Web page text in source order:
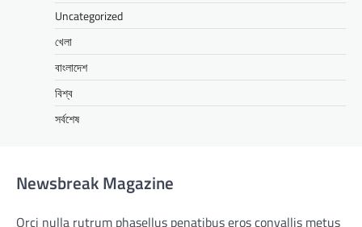
Uncategorized
খেলা
বাংলাদেশ
বিশ্ব
সর্বশেষ
Newsbreak Magazine
Orci nulla rutrum phasellus penatibus eros convallis metus